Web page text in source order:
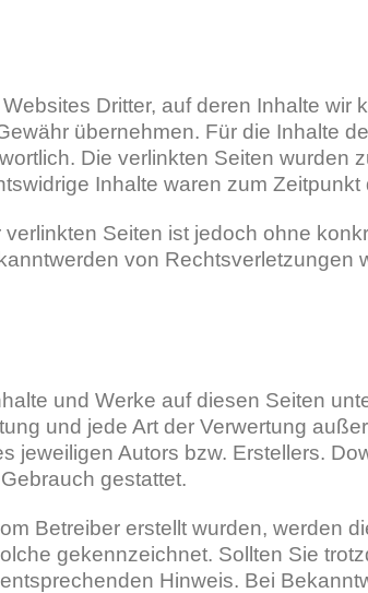
Dritter, auf deren Inhalte wir
übernehmen. Für die Inhalte
Die verlinkten Seiten wurden
Inhalte waren zum
Seiten ist jedoch ohne
von Rechtsverletzungen
und Werke auf diesen Seiten
und jede Art der Verwertung
jeweiligen Autors bzw. Erstellers.
gestattet.
Betreiber erstellt wurden, werden
gekennzeichnet. Sollten Sie
Hinweis. Bei